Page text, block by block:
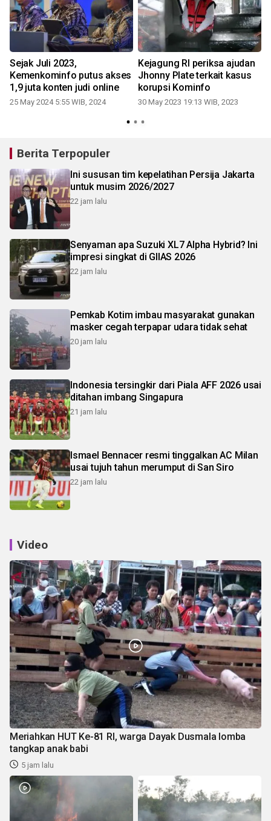
Sejak Juli 2023,
Kemenkominfo putus akses
1,9 juta konten judi online
25 May 2024 5:55 WIB, 2024
Kejagung RI periksa ajudan
Jhonny Plate terkait kasus
korupsi Kominfo
30 May 2023 19:13 WIB, 2023
Berita Terpopuler
Ini sususan tim kepelatihan Persija Jakarta
untuk musim 2026/2027
22 jam lalu
Senyaman apa Suzuki XL7 Alpha Hybrid? Ini
impresi singkat di GIIAS 2026
22 jam lalu
Pemkab Kotim imbau masyarakat gunakan
masker cegah terpapar udara tidak sehat
20 jam lalu
Indonesia tersingkir dari Piala AFF 2026 usai
ditahan imbang Singapura
21 jam lalu
Ismael Bennacer resmi tinggalkan AC Milan
usai tujuh tahun merumput di San Siro
22 jam lalu
Video
Meriahkan HUT Ke-81 RI, warga Dayak Dusmala lomba
tangkap anak babi
5 jam lalu